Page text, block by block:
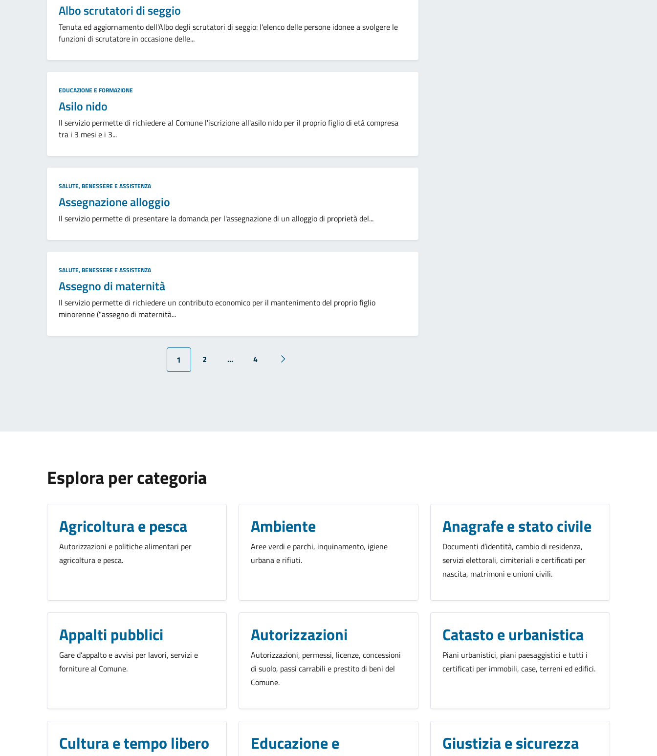
Albo scrutatori di seggio
Tenuta ed aggiornamento dell'Albo degli scrutatori di seggio: l'elenco delle persone idonee a svolgere le
funzioni di scrutatore in occasione delle...
Categoria:
EDUCAZIONE E FORMAZIONE
Asilo nido
Il servizio permette di richiedere al Comune l'iscrizione all'asilo nido per il proprio figlio di età compresa
tra i 3 mesi e i 3...
Categoria:
SALUTE, BENESSERE E ASSISTENZA
Assegnazione alloggio
Il servizio permette di presentare la domanda per l'assegnazione di un alloggio di proprietà del...
Categoria:
SALUTE, BENESSERE E ASSISTENZA
Assegno di maternità
Il servizio permette di richiedere un contributo economico per il mantenimento del proprio figlio
minorenne ("assegno di maternità...
1 2 ... 4
Esplora per categoria
Agricoltura e pesca
Autorizzazioni e politiche alimentari per
agricoltura e pesca.
Ambiente
Aree verdi e parchi, inquinamento, igiene
urbana e rifiuti.
Anagrafe e stato civile
Documenti d’identità, cambio di residenza,
servizi elettorali, cimiteriali e certificati per
nascita, matrimoni e unioni civili.
Appalti pubblici
Gare d’appalto e avvisi per lavori, servizi e
forniture al Comune.
Autorizzazioni
Autorizzazioni, permessi, licenze, concessioni
di suolo, passi carrabili e prestito di beni del
Comune.
Catasto e urbanistica
Piani urbanistici, piani paesaggistici e tutti i
certificati per immobili, case, terreni ed edifici.
Cultura e tempo libero
Educazione e
Giustizia e sicurezza